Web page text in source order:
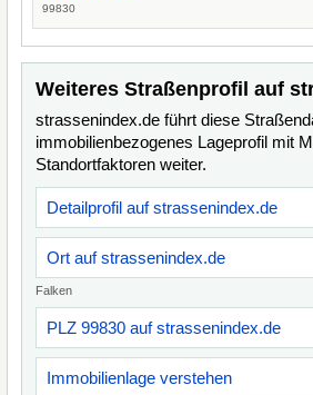
99830
Weiteres Straßenprofil auf
strassenindex.de führt diese
immobilienbezogenes Lageprofil mit
Standortfaktoren weiter.
Detailprofil auf strassenindex.de
Ort auf strassenindex.de
Falken
PLZ 99830 auf strassenindex.de
Immobilienlage verstehen